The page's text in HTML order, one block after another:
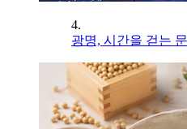
4.
광명, 시간을 걷는